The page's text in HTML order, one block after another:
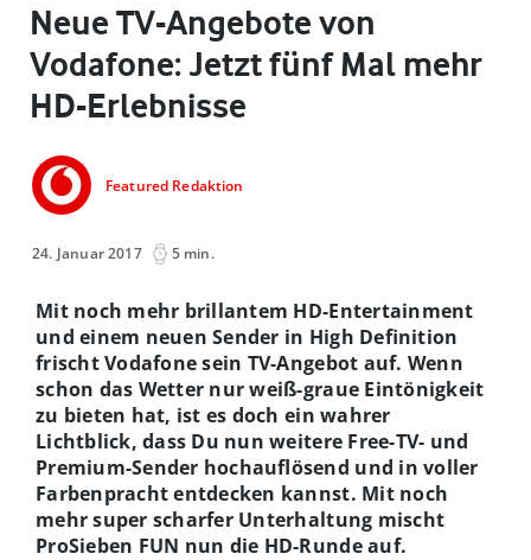
Neue TV-Angebote von
Vodafone: Jetzt fünf Mal mehr
HD-Erlebnisse
Featured Redaktion
24. Januar 2017 5 min.
Mit noch mehr brillantem HD-Entertainment
und einem neuen Sender in High Definition
frischt Vodafone sein TV-Angebot auf. Wenn
schon das Wetter nur weiß-graue Eintönigkeit
zu bieten hat, ist es doch ein wahrer
Lichtblick, dass Du nun weitere Free-TV- und
Premium-Sender hochauflösend und in voller
Farbenpracht entdecken kannst. Mit noch
mehr super scharfer Unterhaltung mischt
ProSieben FUN nun die HD-Runde auf.